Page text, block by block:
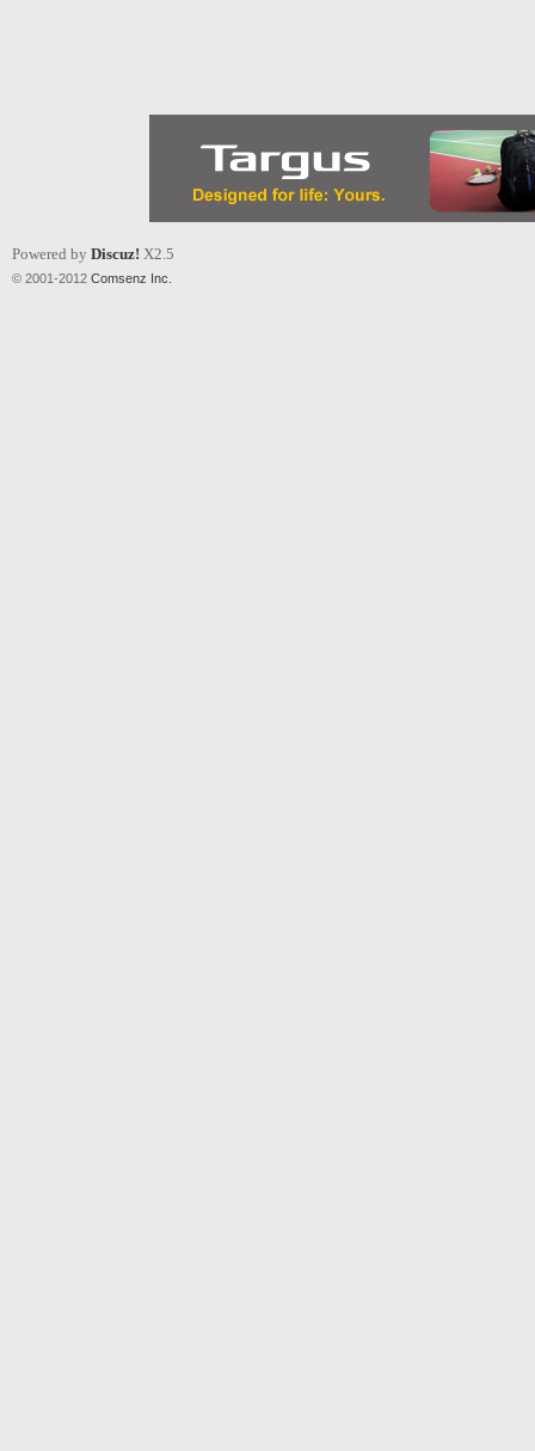
Powered by Discuz! X2.5
© 2001-2012 Comsenz Inc.